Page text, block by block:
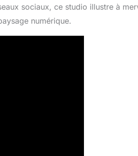
sociaux, ce studio illustre à
numérique.